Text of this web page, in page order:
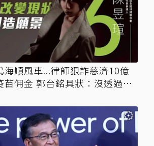
海順風車...律師狠詐慈濟10億
苗佣金 郭台銘具狀：沒透過仲